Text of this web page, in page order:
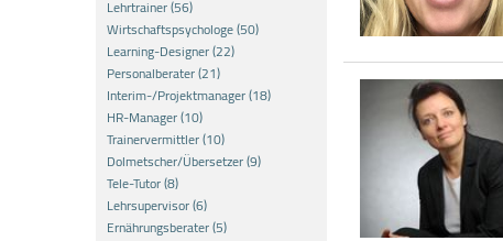
Lehrtrainer (56)
Wirtschaftspsychologe (50)
Learning-Designer (22)
Personalberater (21)
Interim-/Projektmanager (18)
HR-Manager (10)
Trainervermittler (10)
Dolmetscher/Übersetzer (9)
Tele-Tutor (8)
Lehrsupervisor (6)
Ernährungsberater (5)